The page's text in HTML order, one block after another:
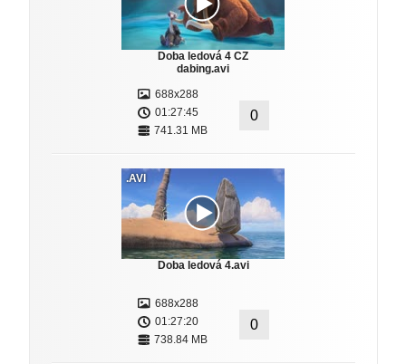
Doba ledová 4 CZ
dabing.avi
688x288
01:27:45
741.31 MB
0
.AVI
Doba ledová 4.avi
688x288
01:27:20
738.84 MB
0